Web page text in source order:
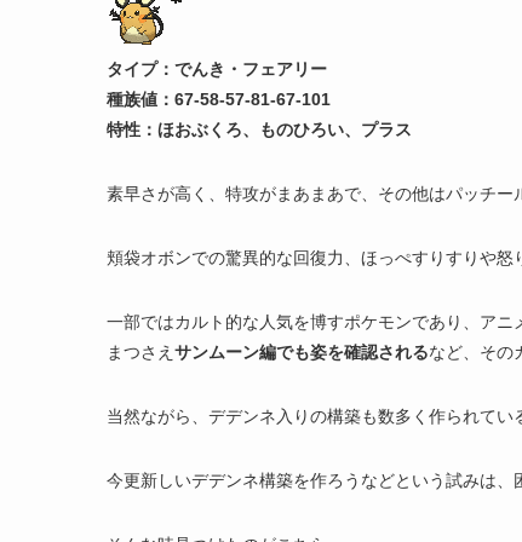
タイプ：でんき・フェアリー
種族値：67-58-57-81-67-101
特性：ほおぶくろ、ものひろい、プラス
素早さが高く、特攻がまあまあで、その他はパッチー
頬袋オボンでの驚異的な回復力、ほっぺすりすりや
一部ではカルト的な人気を博すポケモンであり、ア
まつさえ サンムーン編でも姿を確認されるなど、その
当然ながら、デデンネ入りの構築も数多く作られてい
今更新しいデデンネ構築を作ろうなどという試みは